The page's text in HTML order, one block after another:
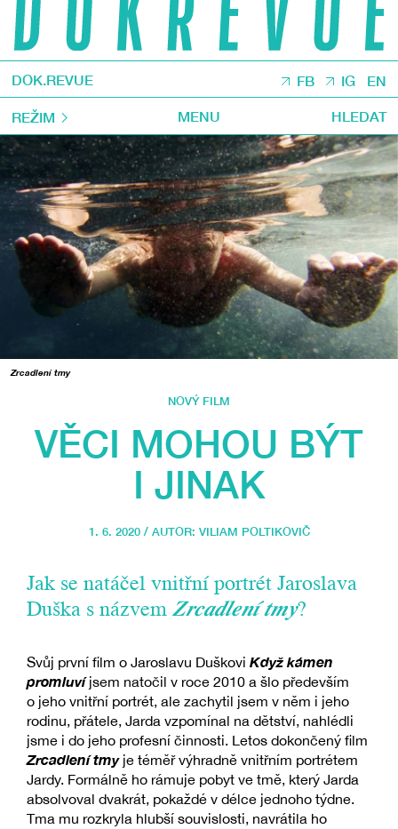
DOK.REVUE FB IG EN
REŽIM MENU HLEDAT
Zrcadlení tmy
NOVÝ FILM
VĚCI MOHOU BÝT
I JINAK
1. 6. 2020 / AUTOR: VILIAM POLTIKOVIČ
Jak se natáčel vnitřní portrét Jaroslava
Duška s názvem Zrcadlení tmy?
Svůj první film o Jaroslavu Duškovi Když kámen
promluvíjsem natočil v roce 2010 a šlo především
o jeho vnitřní portrét, ale zachytil jsem v něm i jeho
rodinu, přátele, Jarda vzpomínal na dětství, nahlédli
jsme i do jeho profesní činnosti. Letos dokončený film
Zrcadlení tmyje téměř výhradně vnitřním portrétem
Jardy. Formálně ho rámuje pobyt ve tmě, který Jarda
absolvoval dvakrát, pokaždé v délce jednoho týdne.
Tma mu rozkryla hlubší souvislosti, navrátila ho